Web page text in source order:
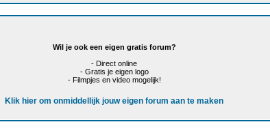
Wil je ook een eigen gratis forum?
- Direct online
- Gratis je eigen logo
- Filmpjes en video mogelijk!
Klik hier om onmiddellijk jouw eigen forum aan te maken